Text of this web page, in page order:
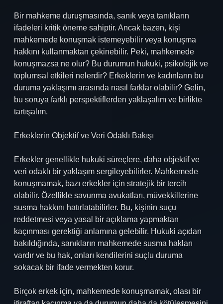
Bir mahkeme duruşmasında, sanık veya tanıkların
ifadeleri kritik öneme sahiptir. Ancak bazen, kişi
mahkemede konuşmak istemeyebilir veya konuşma
hakkını kullanmaktan çekinebilir. Peki, mahkemede
konuşmazsa ne olur? Bu durumun hukuki, psikolojik ve
toplumsal etkileri nelerdir? Erkeklerin ve kadınların bu
duruma yaklaşımı arasında nasıl farklar olabilir? Gelin,
bu soruya farklı perspektiflerden yaklaşalım ve birlikte
tartışalım.
Erkeklerin Objektif ve Veri Odaklı Bakışı
Erkekler genellikle hukuki süreçlere, daha objektif ve
veri odaklı bir yaklaşım sergileyebilirler. Mahkemede
konuşmamak, bazı erkekler için stratejik bir tercih
olabilir. Özellikle savunma avukatları, müvekkillerine
susma hakkını hatırlatabilirler. Bu, kişinin suçu
reddetmesi veya yasal bir açıklama yapmaktan
kaçınması gerektiği anlamına gelebilir. Hukuki açıdan
bakıldığında, sanıkların mahkemede susma hakları
vardır ve bu hak, onları kendilerini suçlu duruma
sokacak bir ifade vermekten korur.
Birçok erkek için, mahkemede konuşmamak, olası bir